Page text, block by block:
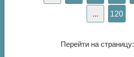
... 120
Перейти на страницу: